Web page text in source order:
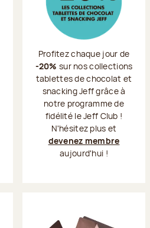
Profitez chaque jour de
-20% sur nos collections
tablettes de chocolat et
snacking Jeff grâce à
notre programme de
fidélité le Jeff Club !
N'hésitez plus et
devenez membre
aujourd'hui !